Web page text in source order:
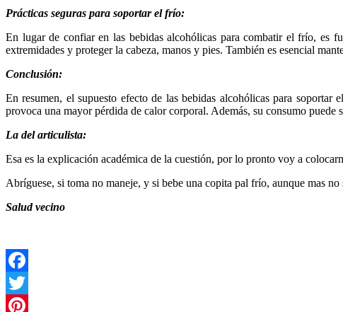
Prácticas seguras para soportar el frío:
En lugar de confiar en las bebidas alcohólicas para combatir el frío, es
extremidades y proteger la cabeza, manos y pies. También es esencial
Conclusión:
En resumen, el supuesto efecto de las bebidas alcohólicas para
provoca una mayor pérdida de calor corporal. Además, su consumo
La del articulista:
Esa es la explicación académica de la cuestión, por lo pronto voy a
Abríguese, si toma no maneje, y si bebe una copita pal frío, aunque mas
Salud vecino
Facebook
Twitter